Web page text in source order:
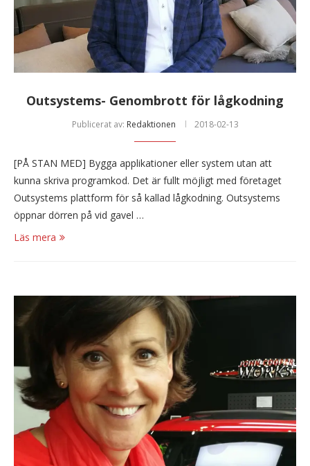
Outsystems- Genombrott för lågkodning
Publicerat av: Redaktionen 2018-02-13
[PÅ STAN MED] Bygga applikationer eller system utan att
kunna skriva programkod. Det är fullt möjligt med företaget
Outsystems plattform för så kallad lågkodning. Outsystems
öppnar dörren på vid gavel …
Läs mera